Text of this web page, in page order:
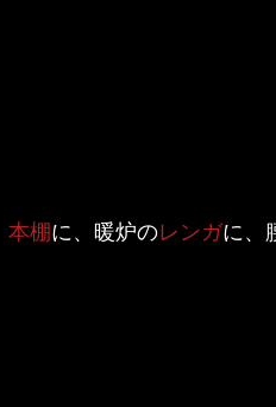
本棚に、暖炉のレンガに、